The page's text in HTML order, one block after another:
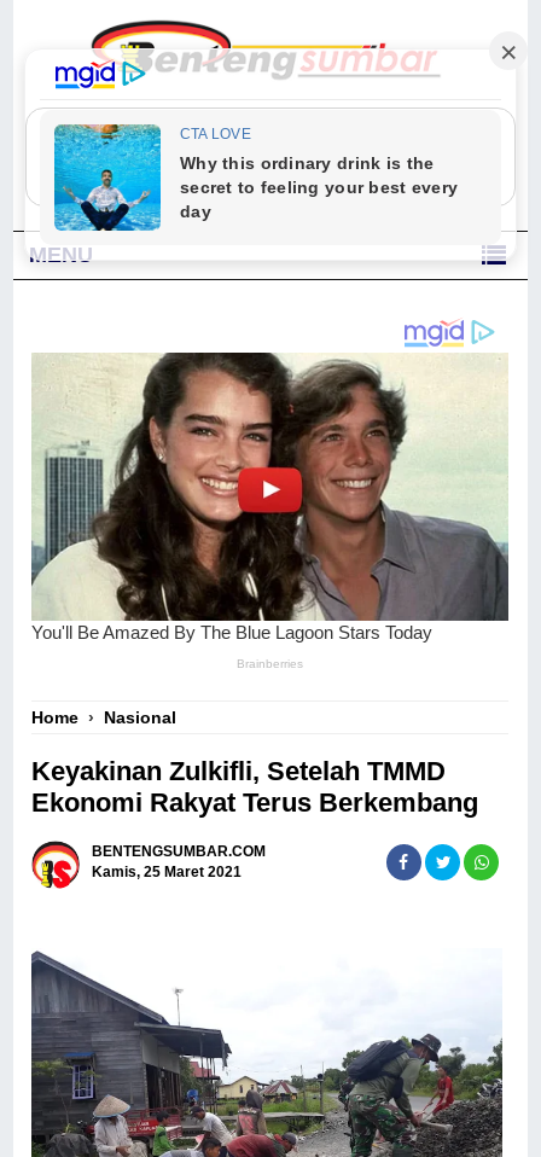
"Sesungguhnya Allah dan para malaikat-Nya berselawat untuk Nabi.
Wahai orang-orang yang beriman, berselawatlah kamu untuk Nabi dan
ucapkanlah salam dengan penuh penghormatan kepadanya." (Qs. Al
Ahzab Ayat 56)
MENU
Home › Nasional
Keyakinan Zulkifli, Setelah TMMD
Ekonomi Rakyat Terus Berkembang
BENTENGSUMBAR.COM
Kamis, 25 Maret 2021